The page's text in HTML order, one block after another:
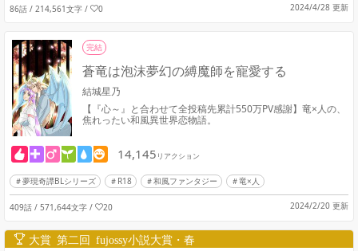
86話 / 214,561文字 / 0 2024/4/28 更新
完結
蒼竜は泡沫夢幻の縛魔師を寵愛する
結城星乃
【『心～』と合わせて全投稿先累計550万PV感謝】竜×人の、
焦れったい和風異世界恋物語。
14,145 リアクション
夢現奇譚BLシリーズ R18 和風ファンタジー 竜×人
409話 / 571,644文字 / 20 2024/2/20 更新
大賞 第二回 fujossy小説大賞・春